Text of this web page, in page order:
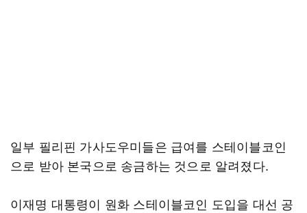
일부 필리핀 가사도우미들은 급여를 스테이블코인
으로 받아 본국으로 송금하는 것으로 알려졌다.
이재명 대통령이 원화 스테이블코인 도입을 대선 공